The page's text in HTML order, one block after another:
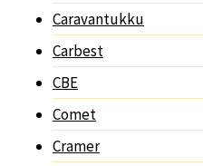
Caravantukku
Carbest
CBE
Comet
Cramer